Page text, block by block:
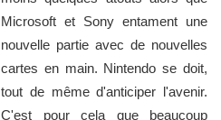
Microsoft et Sony entament une
nouvelle partie avec de nouvelles
cartes en main. Nintendo se doit,
tout de même d'anticiper l'avenir.
C'est pour cela que beaucoup